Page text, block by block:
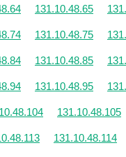
131.10.48.65
131.10.48.75
131.10.48.85
131.10.48.95
131.10.48.105
131.10.48.114